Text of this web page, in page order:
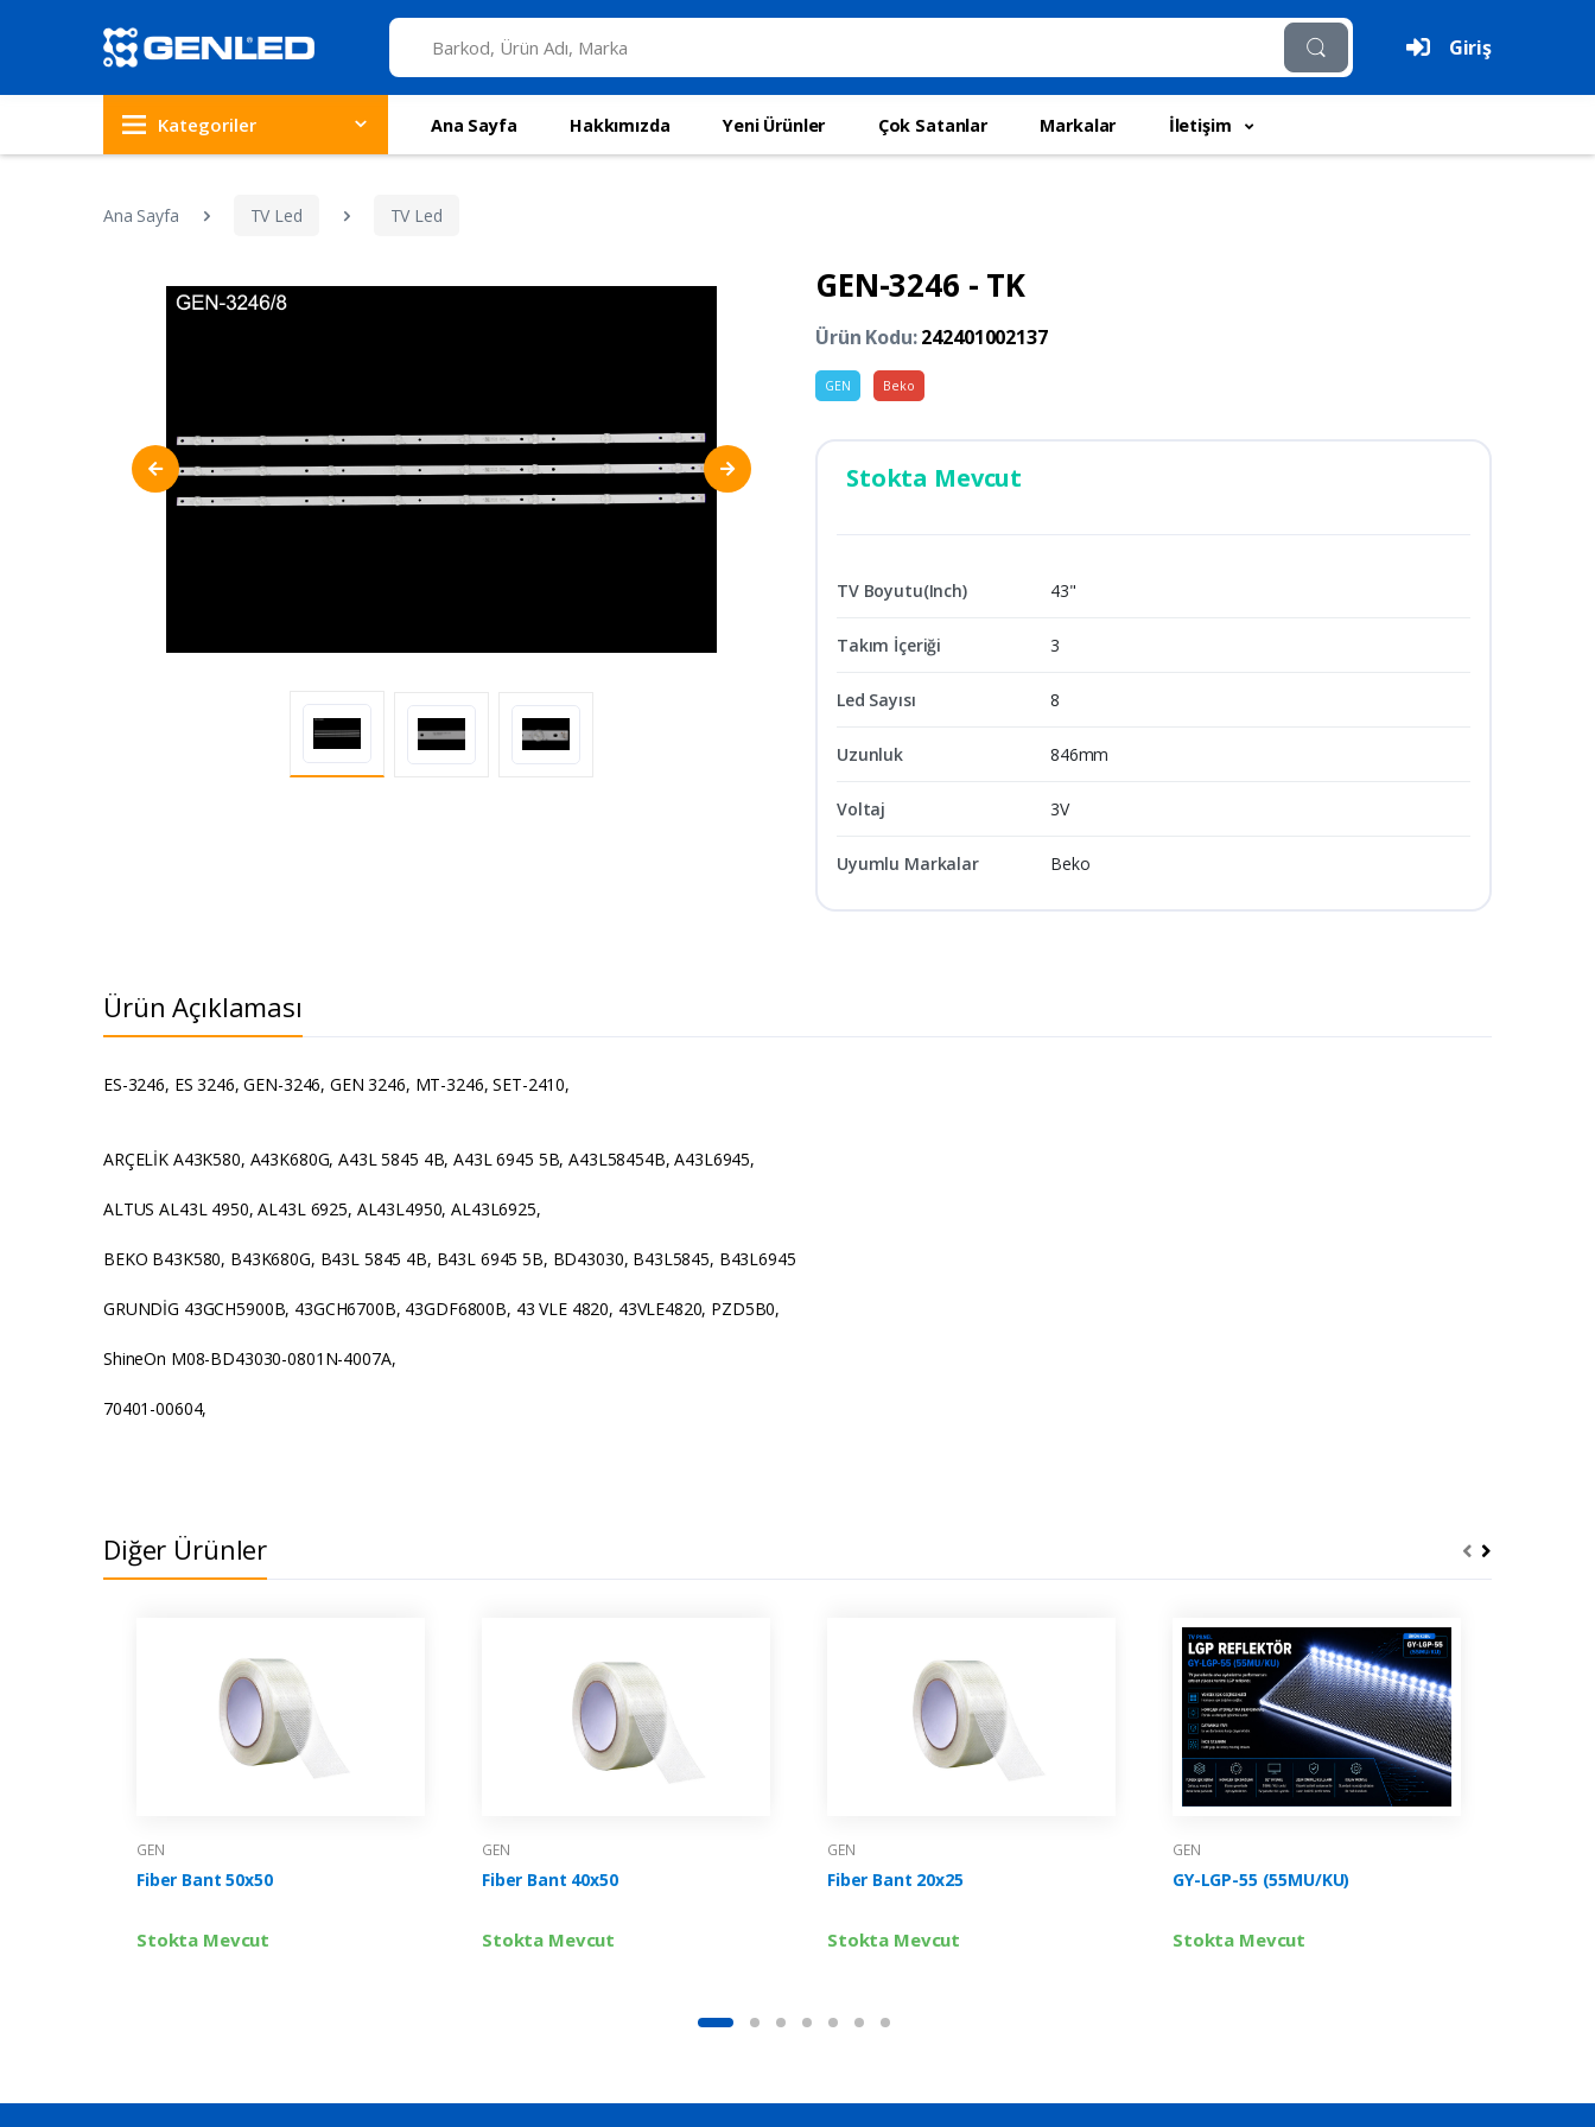
Giriş
Kategoriler Ana Sayfa Hakkımızda Yeni Ürünler Çok Satanlar Markalar İletişim
Ana Sayfa TV Led TV Led
GEN-3246 - TK
Ürün Kodu:242401002137
GEN Beko
Stokta Mevcut
TV Boyutu(Inch) 43"
Takım İçeriği 3
Led Sayısı 8
Uzunluk 846mm
Voltaj 3V
Uyumlu Markalar Beko
Ürün Açıklaması
ES-3246, ES 3246, GEN-3246, GEN 3246, MT-3246, SET-2410,
ARÇELİK A43K580, A43K680G, A43L 5845 4B, A43L 6945 5B, A43L58454B, A43L6945,
ALTUS AL43L 4950, AL43L 6925, AL43L4950, AL43L6925,
BEKO B43K580, B43K680G, B43L 5845 4B, B43L 6945 5B, BD43030, B43L5845, B43L6945
GRUNDİG 43GCH5900B, 43GCH6700B, 43GDF6800B, 43 VLE 4820, 43VLE4820, PZD5B0,
ShineOn M08-BD43030-0801N-4007A,
70401-00604,
Diğer Ürünler
GEN
Fiber Bant 50x50
Stokta Mevcut
GEN
Fiber Bant 40x50
Stokta Mevcut
GEN
Fiber Bant 20x25
Stokta Mevcut
GEN
GY-LGP-55 (55MU/KU)
Stokta Mevcut